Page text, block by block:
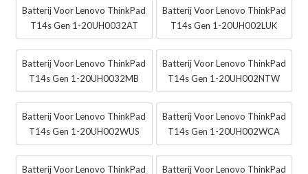
Batterij Voor Lenovo ThinkPad
T14s Gen 1-20UH0032AT
Batterij Voor Lenovo ThinkPad
T14s Gen 1-20UH002LUK
Batterij Voor Lenovo ThinkPad
T14s Gen 1-20UH0032MB
Batterij Voor Lenovo ThinkPad
T14s Gen 1-20UH002NTW
Batterij Voor Lenovo ThinkPad
T14s Gen 1-20UH002WUS
Batterij Voor Lenovo ThinkPad
T14s Gen 1-20UH002WCA
Batterij Voor Lenovo ThinkPad
Batterij Voor Lenovo ThinkPad